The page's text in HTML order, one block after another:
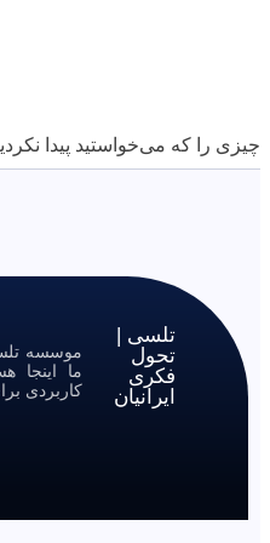
چیزی را که می‌خواستید پیدا
تلسی |
تحول
فکری
ایرانیان
موسسه
ما اینجا
کاربردی